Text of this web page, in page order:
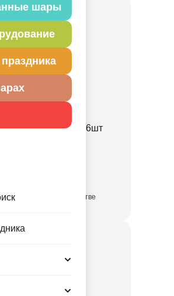
шары
в достаточном количестве